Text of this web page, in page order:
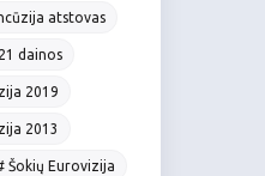
atstovas
dainos
2019
2013
Šokių Eurovizija